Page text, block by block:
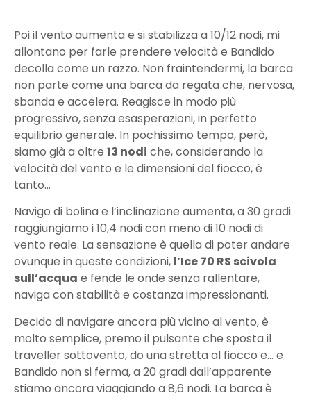
Poi il vento aumenta e si stabilizza a 10/12 nodi, mi
allontano per farle prendere velocità e Bandido
decolla come un razzo. Non fraintendermi, la barca
non parte come una barca da regata che, nervosa,
sbanda e accelera. Reagisce in modo più
progressivo, senza esasperazioni, in perfetto
equilibrio generale. In pochissimo tempo, però,
siamo già a oltre 13 nodi che, considerando la
velocità del vento e le dimensioni del fiocco, è
tanto…
Navigo di bolina e l’inclinazione aumenta, a 30 gradi
raggiungiamo i 10,4 nodi con meno di 10 nodi di
vento reale. La sensazione è quella di poter andare
ovunque in queste condizioni, l’Ice 70 RS scivola
sull’acqua e fende le onde senza rallentare,
naviga con stabilità e costanza impressionanti.
Decido di navigare ancora più vicino al vento, è
molto semplice, premo il pulsante che sposta il
traveller sottovento, do una stretta al fiocco e… e
Bandido non si ferma, a 20 gradi dall’apparente
stiamo ancora viaggiando a 8,6 nodi. La barca è